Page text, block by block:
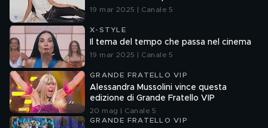
19 mar 2025 | Canale 5
X-STYLE
Il tema del tempo che passa nel cinema
19 mar 2025 | Canale 5
GRANDE FRATELLO VIP
Alessandra Mussolini vince questa
edizione di Grande Fratello VIP
20 mag | Canale 5
GRANDE FRATELLO VIP